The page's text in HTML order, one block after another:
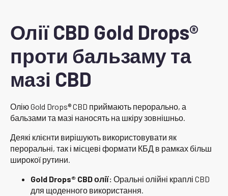
Олії CBD Gold Drops®
проти бальзаму та
мазі CBD
Олію Gold Drops® CBD приймають перорально, а
бальзами та мазі наносять на шкіру зовнішньо.
Деякі клієнти вирішують використовувати як
пероральні, так і місцеві формати КБД в рамках більш
широкої рутини.
Gold Drops® CBD олії: Оральні олійні краплі CBD
для щоденного використання.